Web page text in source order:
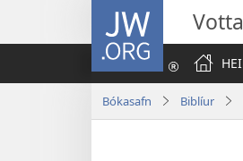
JW.ORG
Bókasafn Biblíur